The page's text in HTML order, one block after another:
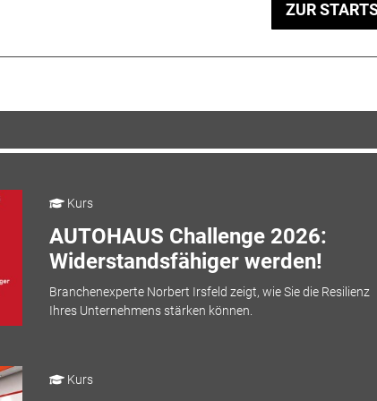
ZUR
Kurs
AUTOHAUS Challenge 2026:
Widerstandsfähiger werden!
Branchenexperte Norbert Irsfeld zeigt, wie Sie die Resilienz
Ihres Unternehmens stärken können.
Kurs